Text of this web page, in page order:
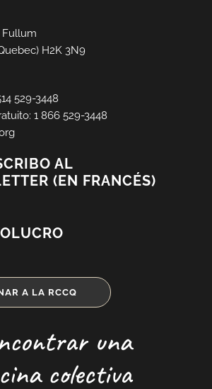
Fullum
H2K 3N9
529-3448
1 866 529-3448
AL
(EN FRANCÉS)
A LA RCCQ
una
colectiva